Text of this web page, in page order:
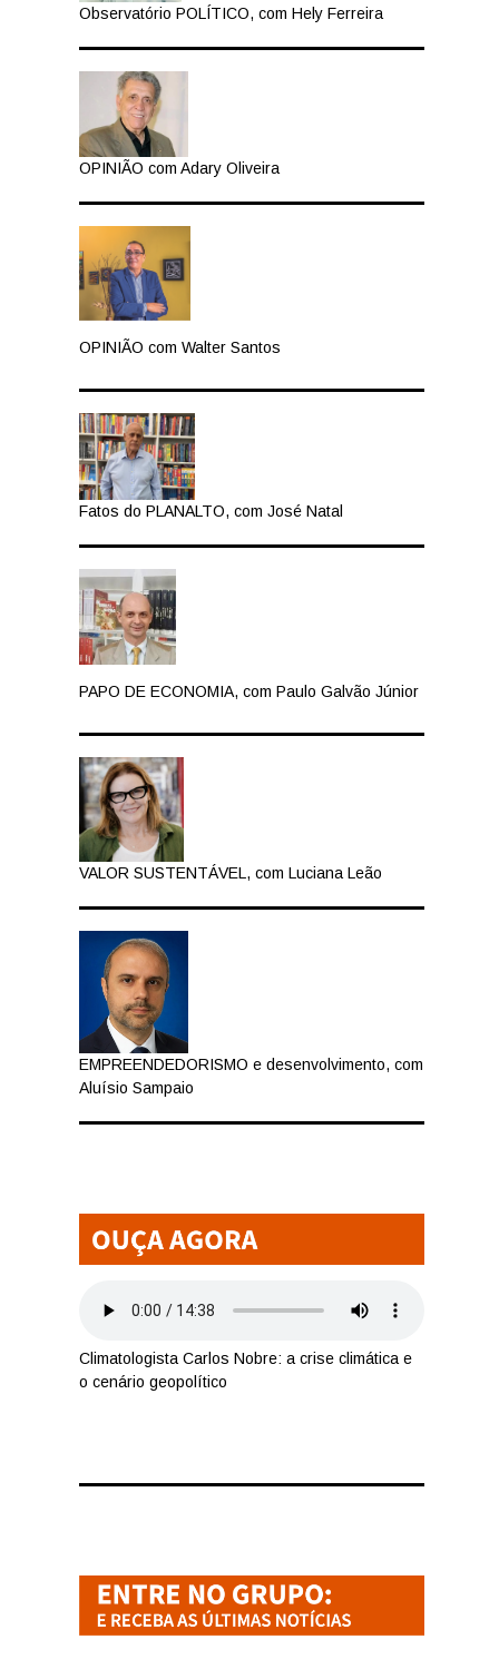
Observatório POLÍTICO, com Hely Ferreira
OPINIÃO com Adary Oliveira
OPINIÃO com Walter Santos
Fatos do PLANALTO, com José Natal
PAPO DE ECONOMIA, com Paulo Galvão Júnior
VALOR SUSTENTÁVEL, com Luciana Leão
EMPREENDEDORISMO e desenvolvimento, com
Aluísio Sampaio
Climatologista Carlos Nobre: a crise climática e
o cenário geopolítico